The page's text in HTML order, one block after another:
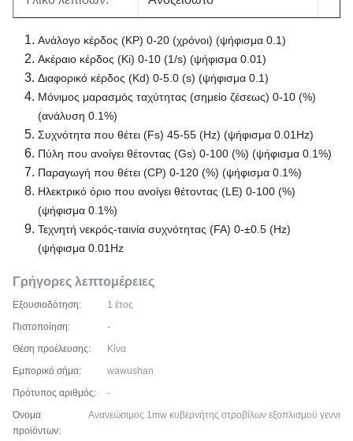
Ανάλογο κέρδος (KP) 0-20 (χρόνοι) (ψήφισμα 0.1)
Ακέραιο κέρδος (Ki) 0-10 (1/s) (ψήφισμα 0.01)
Διαφορικό κέρδος (Kd) 0-5.0 (s) (ψήφισμα 0.1)
Μόνιμος μαρασμός ταχύτητας (σημείο ζέσεως) 0-10 (%)
(ανάλυση 0.1%)
Συχνότητα που θέτει (Fs) 45-55 (Hz) (ψήφισμα 0.01Hz)
Πύλη που ανοίγει θέτοντας (Gs) 0-100 (%) (ψήφισμα 0.1%)
Παραγωγή που θέτει (CP) 0-120 (%) (ψήφισμα 0.1%)
Ηλεκτρικό όριο που ανοίγει θέτοντας (LE) 0-100 (%)
(ψήφισμα 0.1%)
Τεχνητή νεκρός-ταινία συχνότητας (FA) 0-±0.5 (Hz)
(ψήφισμα 0.01Hz
Γρήγορες λεπτομέρειες
Εξουσιοδότηση:
1 έτος
Πιστοποίηση:
-
Θέση προέλευσης:
Κίνα
Εμπορικό σήμα:
wawushan
Πρότυπος αριθμός:
-
Όνομα
προϊόντων: